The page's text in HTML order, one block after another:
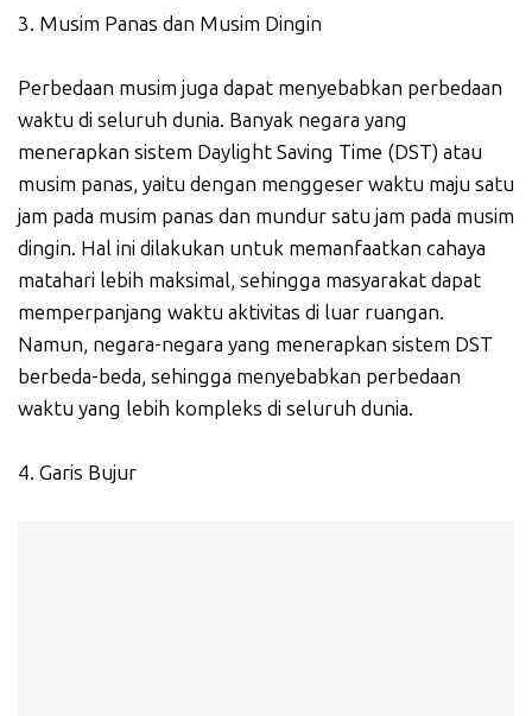
3. Musim Panas dan Musim Dingin
Perbedaan musim juga dapat menyebabkan perbedaan
waktu di seluruh dunia. Banyak negara yang
menerapkan sistem Daylight Saving Time (DST) atau
musim panas, yaitu dengan menggeser waktu maju satu
jam pada musim panas dan mundur satu jam pada musim
dingin. Hal ini dilakukan untuk memanfaatkan cahaya
matahari lebih maksimal, sehingga masyarakat dapat
memperpanjang waktu aktivitas di luar ruangan.
Namun, negara-negara yang menerapkan sistem DST
berbeda-beda, sehingga menyebabkan perbedaan
waktu yang lebih kompleks di seluruh dunia.
4. Garis Bujur